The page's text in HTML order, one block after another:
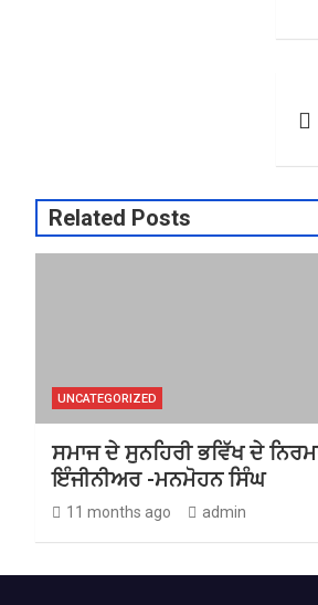
Related Posts
UNCATEGORIZED
ਸਮਾਜ ਦੇ ਸੁਨਹਿਰੀ ਭਵਿੱਖ ਦੇ
ਇੰਜੀਨੀਅਰ -ਮਨਮੋਹਨ ਸਿੰਘ
11 months ago admin